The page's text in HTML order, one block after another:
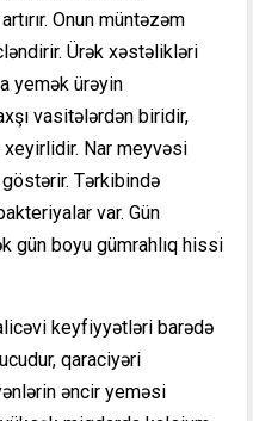
Onun müntəzəm
Ürək xəstəlikləri
yemək ürəyin
vasitələrdən biridir,
Nar meyvəsi
Tərkibində
var. Gün
gün boyu gümrahlıq hissi
keyfiyyətləri barədə
qaraciyəri
əncir yeməsi